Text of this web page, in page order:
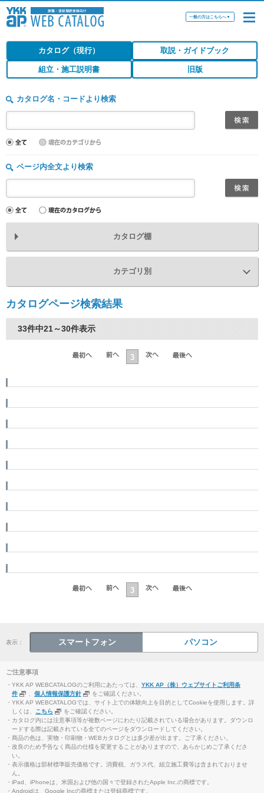
一般の方はこちらへ▼
カタログ（現行） 取説・ガイドブック
組立・施工説明書 旧版
カタログ名・コードより検索
ページ内全文より検索
カタログ棚
カテゴリ別
カタログページ検索結果
33件中21～30件表示
3
3
表示： スマートフォン パソコン
ご注意事項
・YKK AP WEBCATALOGのご利用にあたっては、 YKK AP（株）ウェブサイトご利用条
件
個人情報保護方針
をご確認ください。
・YKK AP WEBCATALOGでは、サイト上での体験向上を目的としてCookieを使用します。詳
しくは、 こちら
をご確認ください。
・カタログ内には注意事項等が複数ページにわたり記載されている場合があります。ダウンロ
ードする際は記載されている全てのページをダウンロードしてください。
・商品の色は、実物・印刷物・WEBカタログとは多少差が出ます。ご了承ください。
・改良のため予告なく商品の仕様を変更することがありますので、あらかじめご了承くださ
い。
・表示価格は部材標準販売価格です。消費税、ガラス代、組立施工費等は含まれておりませ
ん。
・iPad、iPhoneは、米国および他の国々で登録されたApple Inc.の商標です。
・Androidは、Google Incの商標または登録商標です。